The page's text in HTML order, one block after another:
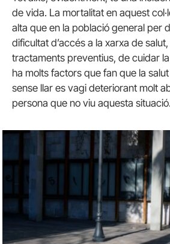
de vida. La mortalitat en aquest
alta que en la població general per
dificultat d’accés a la xarxa de
tractaments preventius, de cuidar
ha molts factors que fan que la
sense llar es vagi deteriorant molt
persona que no viu aquesta situació.